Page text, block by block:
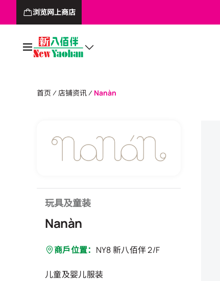
浏览网上商店
首页 店铺资讯 Nanàn
玩具及童装
Nanàn
商戶位置： NY8 新八佰伴 2/F
儿童及婴儿服装